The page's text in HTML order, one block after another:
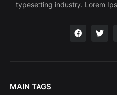
typesetting industry. Lorem
MAIN TAGS